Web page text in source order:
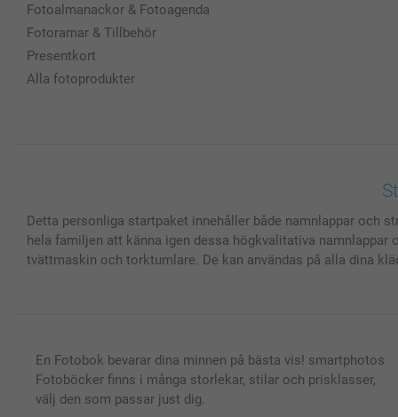
Fotoalmanackor & Fotoagenda
Fotoramar & Tillbehör
Presentkort
Alla fotoprodukter
Detta personliga startpaket innehåller både namnlappar och
hela familjen att känna igen dessa högkvalitativa
tvättmaskin och torktumlare. De kan användas på alla dina
En Fotobok bevarar dina minnen på bästa vis! smartphotos
Fotoböcker finns i många storlekar, stilar och prisklasser,
välj den som passar just dig.